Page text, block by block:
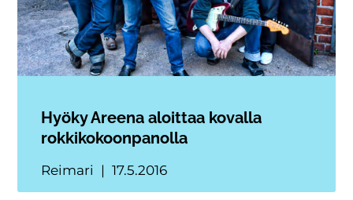
Hyöky Areena aloittaa kovalla
rokkikokoonpanolla
Reimari 17.5.2016